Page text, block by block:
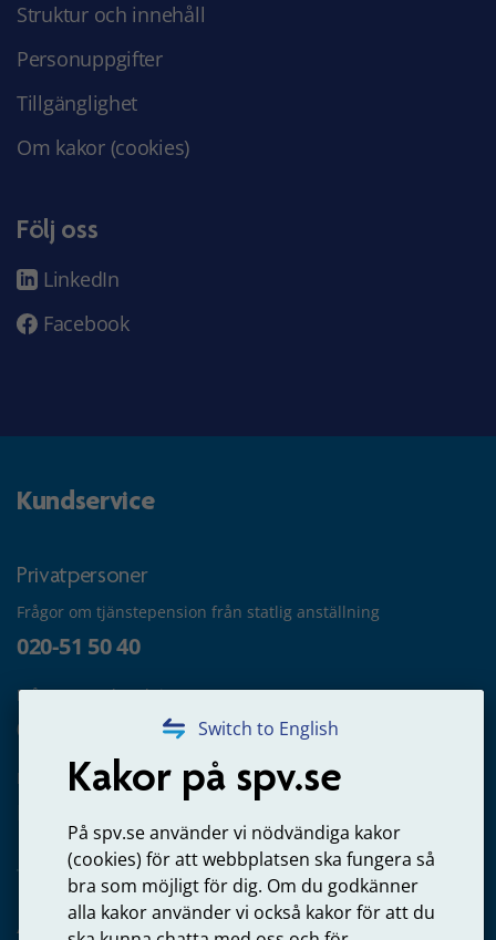
Switch to English
Kakor på spv.se
På spv.se använder vi nödvändiga kakor
(cookies) för att webbplatsen ska fungera så
bra som möjligt för dig. Om du godkänner
alla kakor använder vi också kakor för att du
Struktur och innehåll
Personuppgifter
Tillgänglighet
Om kakor (cookies)
Följ oss
LinkedIn
Facebook
Kundservice
Privatpersoner
Frågor om tjänstepension från statlig anställning
020-51 50 40
Frågor om utbetalning
020-65 00 65
Kontakta oss
Arbetsgivare